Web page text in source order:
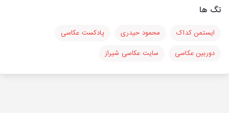
تگ ها
ایستمن کداک محمود حیدری
پادکست عکاسی
دوربین عکاسی
سایت عکاسی شیراز